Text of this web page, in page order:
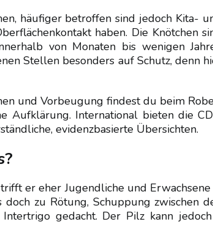
häufiger betroffen sind jedoch Kita-
haben. Die Knötchen
von Monaten bis wenigen
Stellen besonders auf Schutz, denn
und Vorbeugung findest du beim
Aufklärung. International bieten die
evidenzbasierte Übersichten.
er eher Jugendliche und Erwachsene
zu Rötung, Schuppung zwischen
gedacht. Der Pilz kann